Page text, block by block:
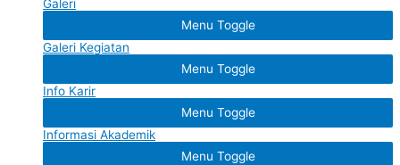
Galeri
Menu Toggle
Galeri Kegiatan
Menu Toggle
Info Karir
Menu Toggle
Informasi Akademik
Menu Toggle